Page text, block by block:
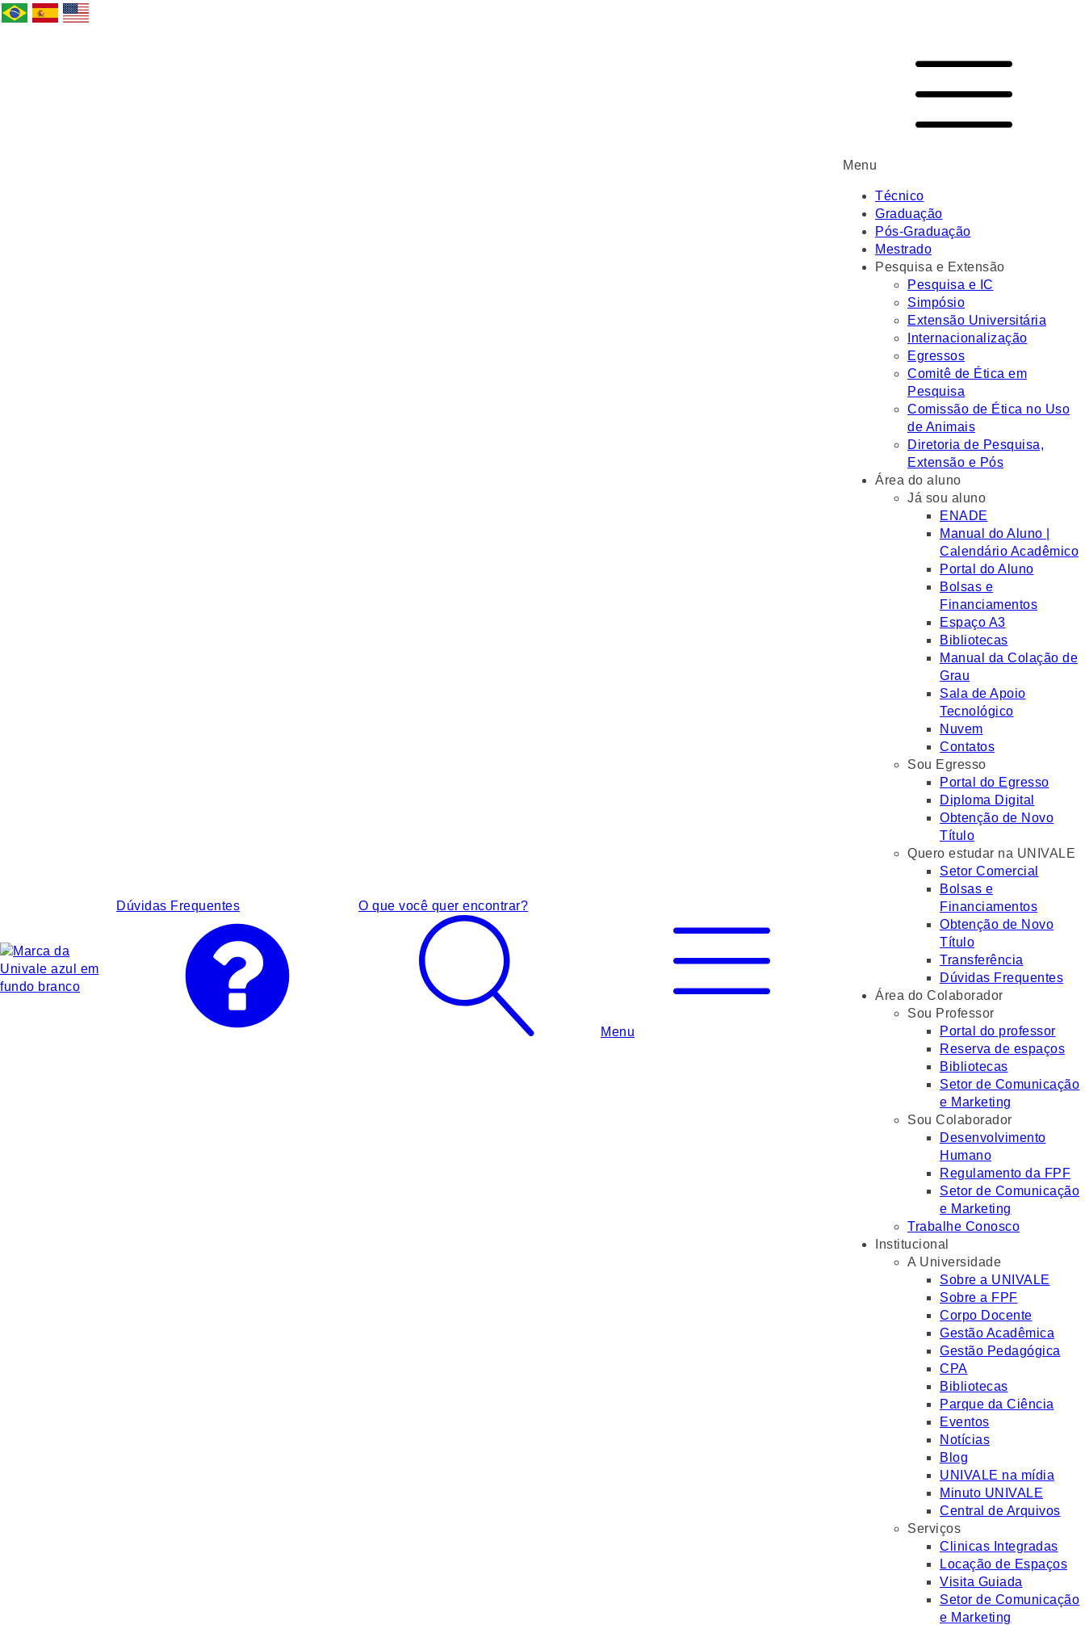
Dúvidas Frequentes O que você quer encontrar?
Menu
Menu
Técnico
Graduação
Pós-Graduação
Mestrado
Pesquisa e Extensão
Pesquisa e IC
Simpósio
Extensão Universitária
Internacionalização
Egressos
Comitê de Ética em
Pesquisa
Comissão de Ética no Uso
de Animais
Diretoria de Pesquisa,
Extensão e Pós
Área do aluno
Já sou aluno
ENADE
Manual do Aluno |
Calendário Acadêmico
Portal do Aluno
Bolsas e
Financiamentos
Espaço A3
Bibliotecas
Manual da Colação de
Grau
Sala de Apoio
Tecnológico
Nuvem
Contatos
Sou Egresso
Portal do Egresso
Diploma Digital
Obtenção de Novo
Título
Quero estudar na UNIVALE
Setor Comercial
Bolsas e
Financiamentos
Obtenção de Novo
Título
Transferência
Dúvidas Frequentes
Área do Colaborador
Sou Professor
Portal do professor
Reserva de espaços
Bibliotecas
Setor de Comunicação
e Marketing
Sou Colaborador
Desenvolvimento
Humano
Regulamento da FPF
Setor de Comunicação
e Marketing
Trabalhe Conosco
Institucional
A Universidade
Sobre a UNIVALE
Sobre a FPF
Corpo Docente
Gestão Acadêmica
Gestão Pedagógica
CPA
Bibliotecas
Parque da Ciência
Eventos
Notícias
Blog
UNIVALE na mídia
Minuto UNIVALE
Central de Arquivos
Serviços
Clinicas Integradas
Locação de Espaços
Visita Guiada
Setor de Comunicação
e Marketing